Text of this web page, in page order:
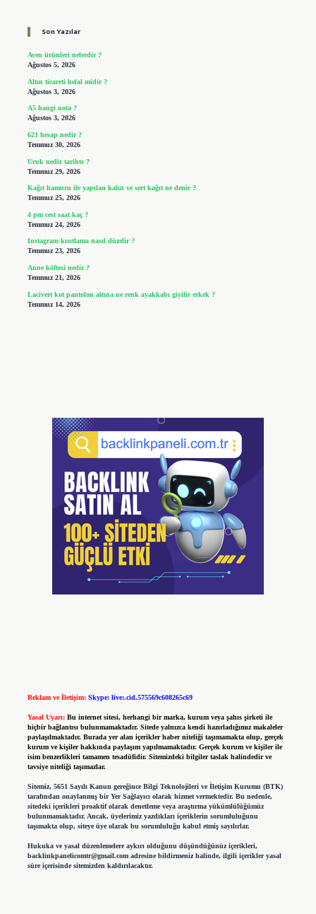
Son Yazılar
Aven ürünleri nelerdir ?
Ağustos 5, 2026
Altın ticareti helal midir ?
Ağustos 3, 2026
A5 hangi nota ?
Ağustos 3, 2026
621 hesap nedir ?
Temmuz 30, 2026
Uruk nedir tarihte ?
Temmuz 29, 2026
Kağıt hamuru ile yapılan kalın ve sert kağıt ne denir ?
Temmuz 25, 2026
4 pm cest saat kaç ?
Temmuz 24, 2026
Instagram kısıtlama nasıl düzelir ?
Temmuz 23, 2026
Anne köftesi nedir ?
Temmuz 21, 2026
Lacivert kot pantolon altına ne renk ayakkabı giyilir erkek ?
Temmuz 14, 2026
Reklam ve İletişim: Skype: live:.cid.575569c608265c69
Yasal Uyarı: Bu internet sitesi, herhangi bir marka, kurum veya şahıs şirketi ile
hiçbir bağlantısı bulunmamaktadır. Sitede yalnızca kendi hazırladığımız makaleler
paylaşılmaktadır. Burada yer alan içerikler haber niteliği taşımamakta olup, gerçek
kurum ve kişiler hakkında paylaşım yapılmamaktadır. Gerçek kurum ve kişiler ile
isim benzerlikleri tamamen tesadüfidir. Sitemizdeki bilgiler taslak halindedir ve
tavsiye niteliği taşımazlar.
Sitemiz, 5651 Sayılı Kanun gereğince Bilgi Teknolojileri ve İletişim Kurumu (BTK)
tarafından onaylanmış bir Yer Sağlayıcı olarak hizmet vermektedir. Bu nedenle,
sitedeki içerikleri proaktif olarak denetleme veya araştırma yükümlülüğümüz
bulunmamaktadır. Ancak, üyelerimiz yazdıkları içeriklerin sorumluluğunu
taşımakta olup, siteye üye olarak bu sorumluluğu kabul etmiş sayılırlar.
Hukuka ve yasal düzenlemelere aykırı olduğunu düşündüğünüz içerikleri,
backlinkpanelicomtr@gmail.comadresine bildirmeniz halinde, ilgili içerikler yasal
süre içerisinde sitemizden kaldırılacaktır.